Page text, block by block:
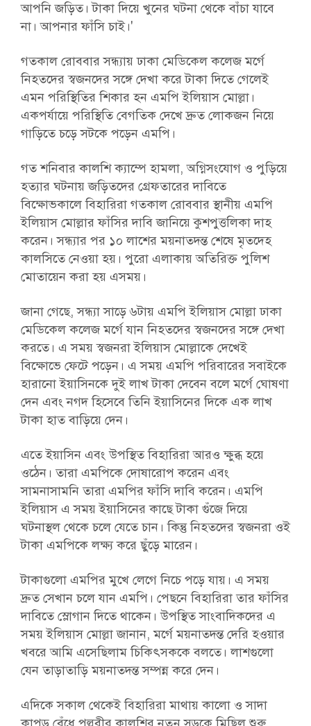
আপনি জড়িত। টাকা দিয়ে খুনের ঘটনা থেকে বাঁচা যাবে
না। আপনার ফাঁসি চাই।'
গতকাল রোববার সন্ধ্যায় ঢাকা মেডিকেল কলেজ মর্গে
নিহতদের স্বজনদের সঙ্গে দেখা করে টাকা দিতে গেলেই
এমন পরিস্থিতির শিকার হন এমপি ইলিয়াস মোল্লা।
একপর্যায়ে পরিস্থিতি বেগতিক দেখে দ্রুত লোকজন নিয়ে
গাড়িতে চড়ে সটকে পড়েন এমপি।
গত শনিবার কালশি ক্যাম্পে হামলা, অগ্নিসংযোগ ও পুড়িয়ে
হত্যার ঘটনায় জড়িতদের গ্রেফতারের দাবিতে
বিক্ষোভকালে বিহারিরা গতকাল রোববার স্থানীয় এমপি
ইলিয়াস মোল্লার ফাঁসির দাবি জানিয়ে কুশপুত্তলিকা দাহ
করেন। সন্ধ্যার পর ১০ লাশের ময়নাতদন্ত শেষে মৃতদেহ
কালসিতে নেওয়া হয়। পুরো এলাকায় অতিরিক্ত পুলিশ
মোতায়েন করা হয় এসময়।
জানা গেছে, সন্ধ্যা সাড়ে ৬টায় এমপি ইলিয়াস মোল্লা ঢাকা
মেডিকেল কলেজ মর্গে যান নিহতদের স্বজনদের সঙ্গে দেখা
করতে। এ সময় স্বজনরা ইলিয়াস মোল্লাকে দেখেই
বিক্ষোভে ফেটে পড়েন। এ সময় এমপি পরিবারের সবাইকে
হারানো ইয়াসিনকে দুই লাখ টাকা দেবেন বলে মর্গে ঘোষণা
দেন এবং নগদ হিসেবে তিনি ইয়াসিনের দিকে এক লাখ
টাকা হাত বাড়িয়ে দেন।
এতে ইয়াসিন এবং উপস্থিত বিহারিরা আরও ক্ষুব্ধ হয়ে
ওঠেন। তারা এমপিকে দোষারোপ করেন এবং
সামনাসামনি তারা এমপির ফাঁসি দাবি করেন। এমপি
ইলিয়াস এ সময় ইয়াসিনের কাছে টাকা গুঁজে দিয়ে
ঘটনাস্থল থেকে চলে যেতে চান। কিন্তু নিহতদের স্বজনরা ওই
টাকা এমপিকে লক্ষ্য করে ছুঁড়ে মারেন।
টাকাগুলো এমপির মুখে লেগে নিচে পড়ে যায়। এ সময়
দ্রুত সেখান চলে যান এমপি। পেছনে বিহারিরা তার ফাঁসির
দাবিতে স্লোগান দিতে থাকেন। উপস্থিত সাংবাদিকদের এ
সময় ইলিয়াস মোল্লা জানান, মর্গে ময়নাতদন্ত দেরি হওয়ার
খবরে আমি এসেছিলাম চিকিৎসককে বলতে। লাশগুলো
যেন তাড়াতাড়ি ময়নাতদন্ত সম্পন্ন করে দেন।
এদিকে সকাল থেকেই বিহারিরা মাথায় কালো ও সাদা